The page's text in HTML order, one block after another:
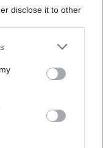
disclose it to other
00:00:59
aplinkkelis: